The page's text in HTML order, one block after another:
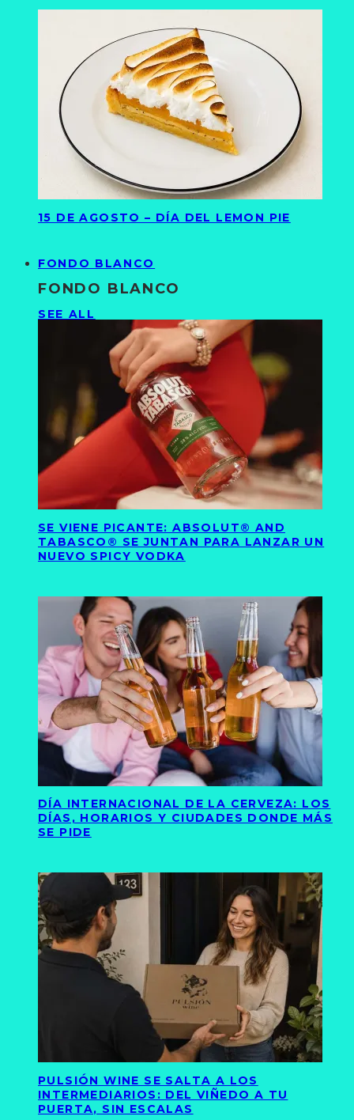
15 DE AGOSTO – DÍA DEL LEMON PIE
FONDO BLANCO
FONDO BLANCO
SEE ALL
SE VIENE PICANTE: ABSOLUT® AND
TABASCO® SE JUNTAN PARA LANZAR UN
NUEVO SPICY VODKA
DÍA INTERNACIONAL DE LA CERVEZA: LOS
DÍAS, HORARIOS Y CIUDADES DONDE MÁS
SE PIDE
PULSIÓN WINE SE SALTA A LOS
INTERMEDIARIOS: DEL VIÑEDO A TU
PUERTA, SIN ESCALAS